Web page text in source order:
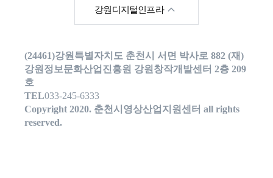
강원디지털인프라
한국영상위원회
강원메타버스지원센
터
강원콘텐츠코리아랩
춘천시청
(24461)강원특별자치도 춘천시 서면 박사로 882 (재)
강원정보문화산업진흥원 강원창작개발센터 2층 209
호
TEL033-245-6333
Copyright 2020. 춘천시영상산업지원센터 all rights
reserved.